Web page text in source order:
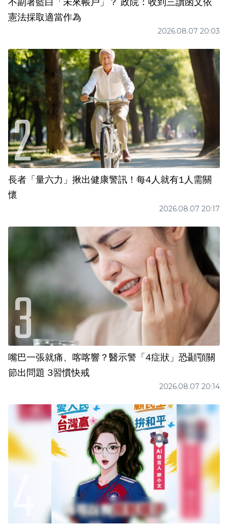
憲法採取適當作為
2026.08.07 20:03
長者「量六力」揪出健康警訊！每4人就有1人需關
懷
2026.08.07 20:17
嘴巴一張就痛、喀喀響？醫示警「4症狀」恐顳顎關
節出問題 3習慣快戒
2026.08.07 20:14